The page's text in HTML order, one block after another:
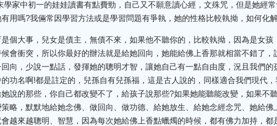
學家中初一的娃娃讀書有點費勁，自己又不願意讀心經，文殊咒，但是她經
用嗎?我倆常因學習方法或是學習問題有爭執，她的性格比較執拗，如何化
個大事，兒女是債主，無債不來，如果他不聽你的，比較執拗，因為是女孩
會衝突，所以你最好的辦法就是給她回向，她能給佛上香那就相當不錯了
向，少說一點話，發揮她的聰明才智，讓她自己有一點自由度，況且我們的
功名啊!都是註定的，兒孫自有兒孫福，這是古人說的，同樣適合我們現代
說的那些，你自己都改變不了，給孩子說那些?如果她能聽能改變，如果不
略，默默地給她念佛、做回向、做功德、給她放生、給她念經念咒、她給
越來越聰明、智慧，因為每次她給佛上香點蠟燭的時候，都有佛力加持，